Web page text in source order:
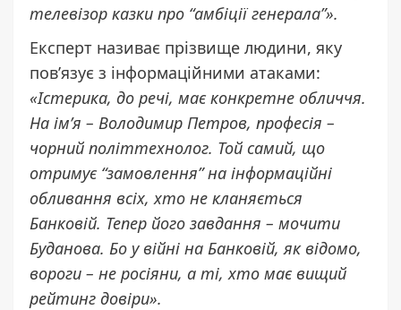
телевізор казки про “амбіції генерала”».
Експерт називає прізвище людини, яку
пов’язує з інформаційними атаками:
«Істерика, до речі, має конкретне обличчя.
На ім’я – Володимир Петров, професія –
чорний політтехнолог. Той самий, що
отримує “замовлення” на інформаційні
обливання всіх, хто не кланяється
Банковій. Тепер його завдання – мочити
Буданова. Бо у війні на Банковій, як відомо,
вороги – не росіяни, а ті, хто має вищий
рейтинг довіри».